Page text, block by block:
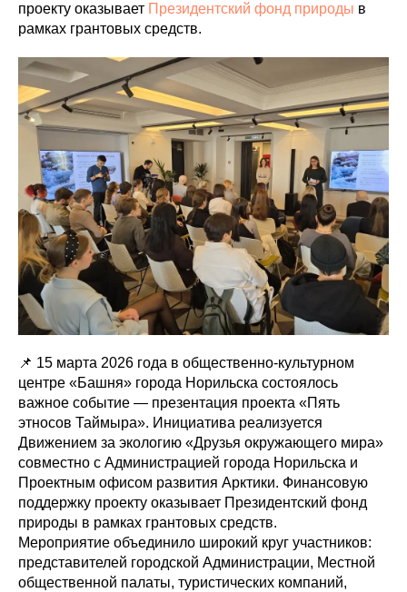
проекту оказывает Президентский фонд природы в
рамках грантовых средств.
📌 15 марта 2026 года в общественно-культурном
центре «Башня» города Норильска состоялось
важное событие — презентация проекта «Пять
этносов Таймыра». Инициатива реализуется
Движением за экологию «Друзья окружающего мира»
совместно с Администрацией города Норильска и
Проектным офисом развития Арктики. Финансовую
поддержку проекту оказывает Президентский фонд
природы в рамках грантовых средств.
Мероприятие объединило широкий круг участников:
представителей городской Администрации, Местной
общественной палаты, туристических компаний,